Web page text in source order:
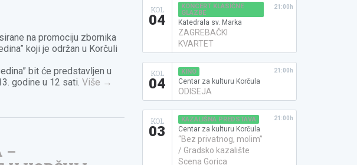
na promociju zbornika
koji je održan u Korčuli
bit će predstavljen u
godine u 12 sati.Više →
–
KOL
04
KONCERT KLASIČNE
GLAZBE
Katedrala sv. Marka
ZAGREBAČKI
KVARTET
21:00h
KOL
04
KINO
Centar za kulturu Korčula
ODISEJA
21:00h
KOL
03
KAZALIŠNA PREDSTAVA
Centar za kulturu Korčula
“Bez privatnog, molim”
/ Gradsko kazalište
Scena Gorica
21:00h